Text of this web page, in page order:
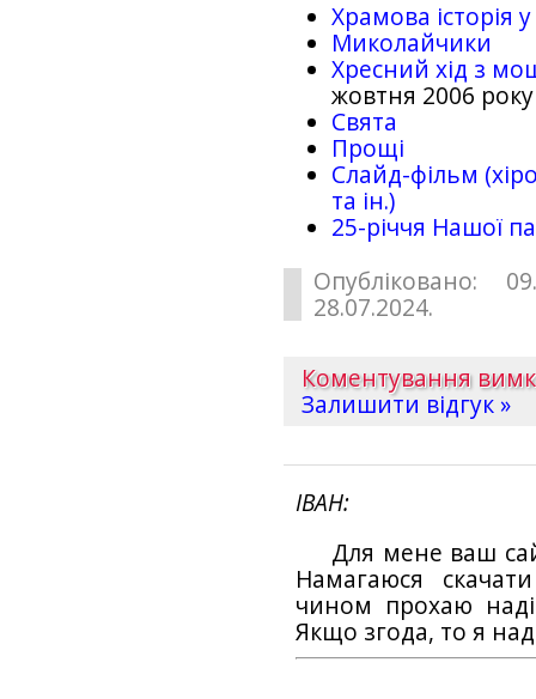
Храмова історія
Миколайчики
Хресний хід з
жовтня 2006 року
Свята
Прощі
Слайд-фільм
та ін.)
25-рiччя Нашої
Опубліковано:
28.07.2024.
Коментування
Залишити відгук »
ІВАН
Для мене ваш
Намагаюся
чином прохаю
Якщо згода, то я